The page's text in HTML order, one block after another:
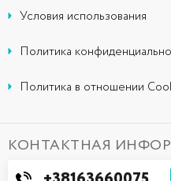
Условия использования
Политика
Политика в отношении
КОНТАКТНАЯ